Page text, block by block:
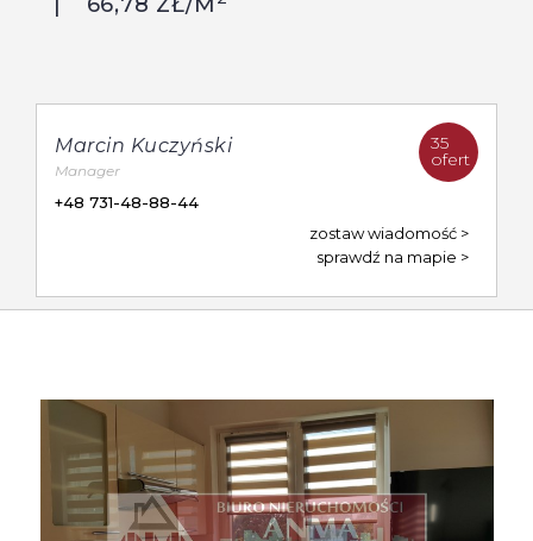
35
ofert
Marcin Kuczyński
Manager
+48 731-48-88-44
zostaw wiadomość
sprawdź na mapie